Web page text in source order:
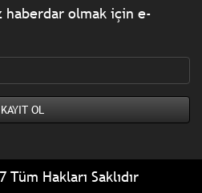
olmak için e-
Hakları Saklıdır